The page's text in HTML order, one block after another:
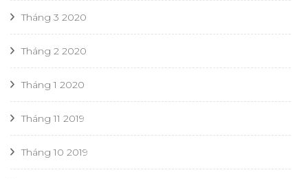
Tháng 3 2020
Tháng 2 2020
Tháng 1 2020
Tháng 11 2019
Tháng 10 2019